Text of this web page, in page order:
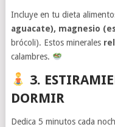
Incluye en tu dieta
aguacate), magnesio
brócoli). Estos minerales
calambres.
3.
DORMIR
Dedica 5 minutos cada